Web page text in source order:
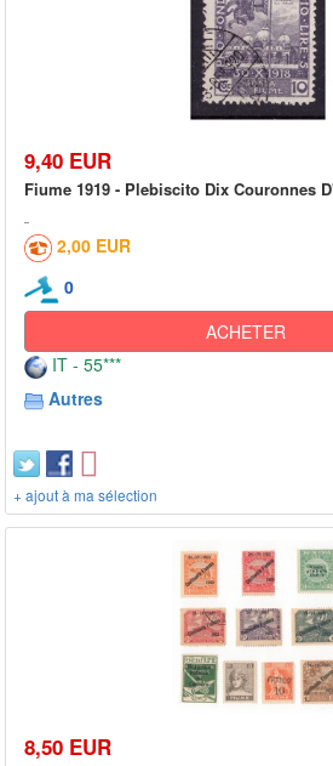
9,40 EUR
Fiume 1919 - Plebiscito Dix Couronnes
2,00 EUR
0
ACHETER
IT - 55***
Autres
+ ajout à ma sélection
8,50 EUR